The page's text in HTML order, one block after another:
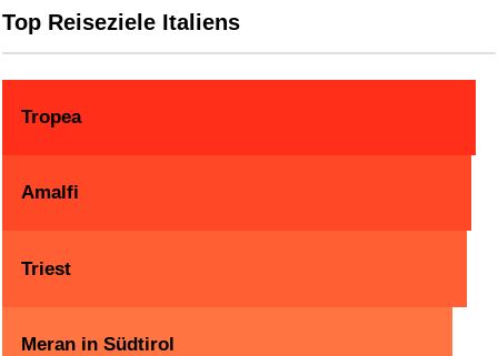
Top Reiseziele Italiens
Tropea
Amalfi
Triest
Meran in Südtirol